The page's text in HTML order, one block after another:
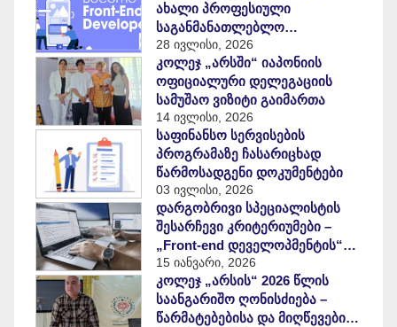
ახალი პროფესიული
საგანმანათლებლო
პროგრამის განხორციელების
უფლება
28 ივლისი, 2026
კოლეჯ „არსში“ იაპონიის
ოფიციალური დელეგაციის
სამუშაო ვიზიტი გაიმართა
14 ივლისი, 2026
საფინანსო სერვისების
პროგრამაზე ჩასარიცხად
წარმოსადგენი დოკუმენტები
03 ივლისი, 2026
დარგობრივი სპეციალისტის
შესარჩევი კრიტერიუმები –
„Front-end დეველოპმენტის“
საგანმანათლებლო პროგრამა
15 იანვარი, 2026
კოლეჯ „არსის“ 2026 წლის
საანგარიშო ღონისძიება –
წარმატებებისა და მიღწევების